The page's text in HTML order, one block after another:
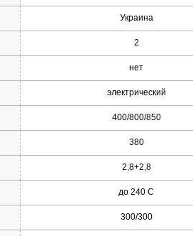
Украина
2
нет
электрический
400/800/850
380
2,8+2,8
до 240 С
300/300